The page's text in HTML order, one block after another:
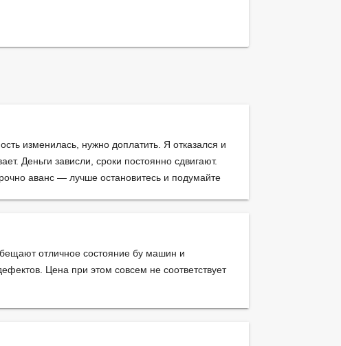
изменилась, нужно доплатить. Я отказался и
Деньги зависли, сроки постоянно сдвигают.
аванс — лучше остановитесь и подумайте
отличное состояние бу машин и
Цена при этом совсем не соответствует